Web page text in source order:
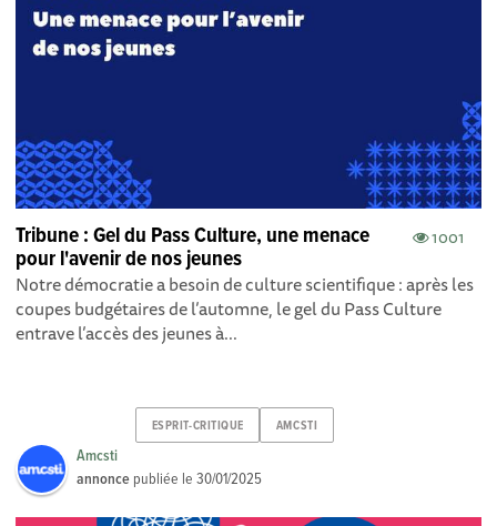
1001
Tribune : Gel du Pass Culture, une menace
pour l'avenir de nos jeunes
Notre démocratie a besoin de culture scientifique : après les
coupes budgétaires de l’automne, le gel du Pass Culture
entrave l’accès des jeunes à...
ESPRIT-CRITIQUE AMCSTI
Amcsti
annonce publiée le30/01/2025